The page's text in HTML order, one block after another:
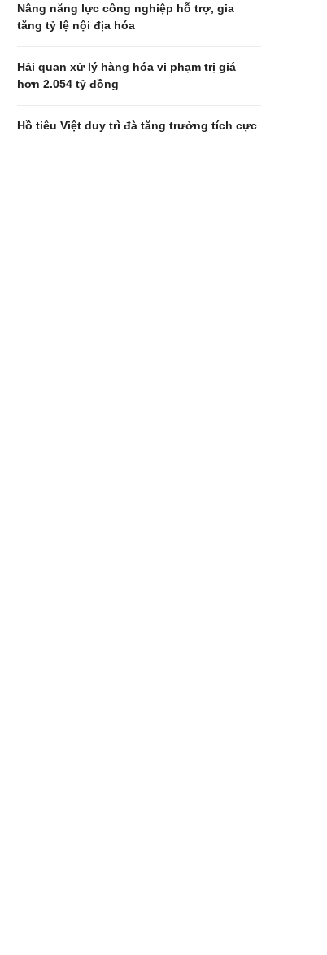
Nâng năng lực công nghiệp hỗ trợ, gia
tăng tỷ lệ nội địa hóa
Hải quan xử lý hàng hóa vi phạm trị giá
hơn 2.054 tỷ đồng
Hồ tiêu Việt duy trì đà tăng trưởng tích cực